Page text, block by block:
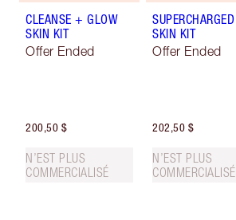
CLEANSE + GLOW
SKIN KIT
Offer Ended
200,50 $
N’EST PLUS
COMMERCIALISÉ
SUPERCHARGED
SKIN KIT
Offer Ended
202,50 $
N’EST PLUS
COMMERCIALISÉ